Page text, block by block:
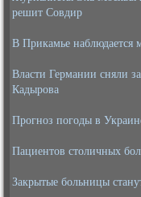
решит Совдир
В Прикамье наблюдается
Власти Германии сняли
Кадырова
Прогноз погоды в
Пациентов столичных
Закрытые больницы